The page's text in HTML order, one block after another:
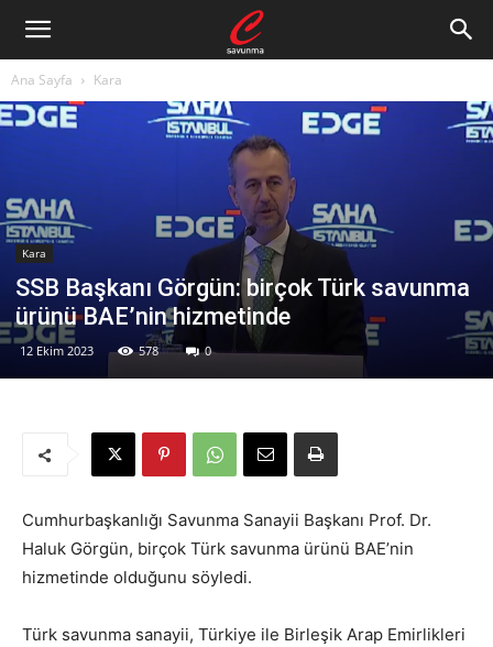
Ana Sayfa Kara
Kara
SSB Başkanı Görgün: birçok Türk savunma
ürünü BAE’nin hizmetinde
12 Ekim 2023 578 0
Cumhurbaşkanlığı Savunma Sanayii Başkanı Prof. Dr.
Haluk Görgün, birçok Türk savunma ürünü BAE’nin
hizmetinde olduğunu söyledi.
Türk savunma sanayii, Türkiye ile Birleşik Arap Emirlikleri